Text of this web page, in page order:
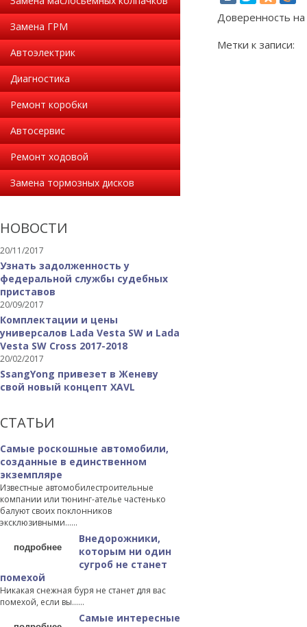
Замена ГРМ
Автоэлектрик
Диагностика
Ремонт коробки
Автосервис
Ремонт ходовой
Замена тормозных дисков
НОВОСТИ
20/11/2017
Узнать задолженность у
федеральной службы судебных
приставов
20/09/2017
Комплектации и цены
универсалов Lada Vesta SW и Lada
Vesta SW Cross 2017-2018
20/02/2017
SsangYong привезет в Женеву
свой новый концепт XAVL
СТАТЬИ
Самые роскошные автомобили,
созданные в единственном
экземпляре
Известные автомобилестроительные
компании или тюнинг-ателье частенько
балуют своих поклонников
эксклюзивными…...
подробнее
Внедорожники,
которым ни один
сугроб не станет
помехой
Никакая снежная буря не станет для вас
помехой, если вы…...
Самые интересные
Доверенность
Метки к записи: